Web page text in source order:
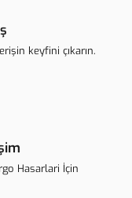
keyfini çıkarın.
Hasarlari İçin